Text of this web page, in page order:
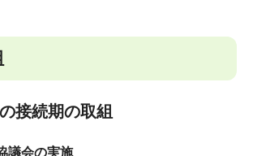
接続期の取組
議会の実施